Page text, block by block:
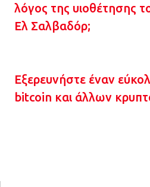
λόγος της υιοθέτησης
Ελ Σαλβαδόρ;
Εξερευνήστε έναν
bitcoin και άλλων